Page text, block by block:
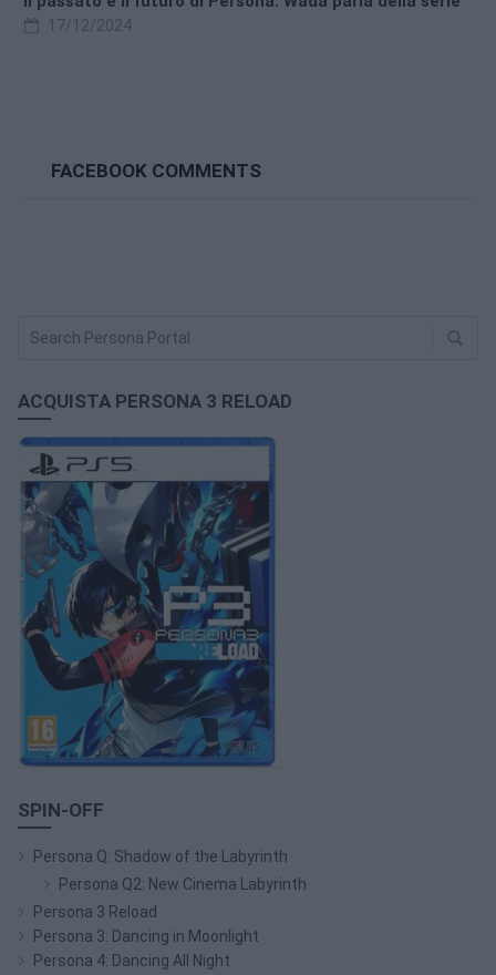
17/12/2024
FACEBOOK COMMENTS
ACQUISTA PERSONA 3 RELOAD
SPIN-OFF
Persona Q: Shadow of the Labyrinth
Persona Q2: New Cinema Labyrinth
Persona 3 Reload
Persona 3: Dancing in Moonlight
Persona 4: Dancing All Night